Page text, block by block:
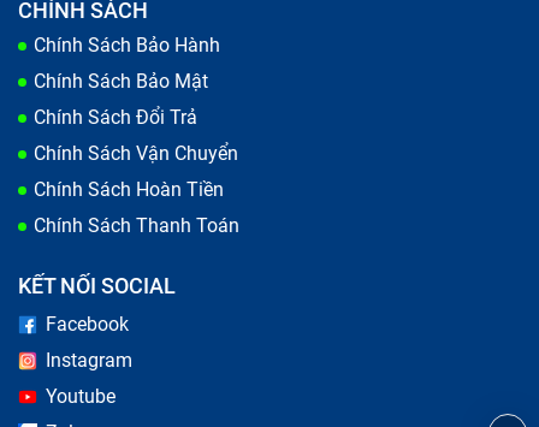
Laptop chạy chậm, lỗi nguồn
Đầu tiên, nếu laptop không bật lên dù bạn đã ấn nút
nguồn hoặc màn hình không sáng, đó có thể là do vấn
CHÍNH SÁCH
Chính Sách Bảo Hành
Chính Sách Bảo Mật
Chính Sách Đổi Trả
Chính Sách Vận Chuyển
Chính Sách Hoàn Tiền
Chính Sách Thanh Toán
KẾT NỐI SOCIAL
Facebook
Instagram
Youtube